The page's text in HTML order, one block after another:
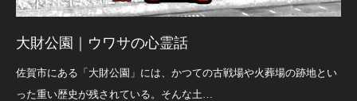
大財公園｜ウワサの心霊話
佐賀市にある「大財公園」には、かつての古戦場や火葬場の跡地とい
った重い歴史が残されている。そんな土…